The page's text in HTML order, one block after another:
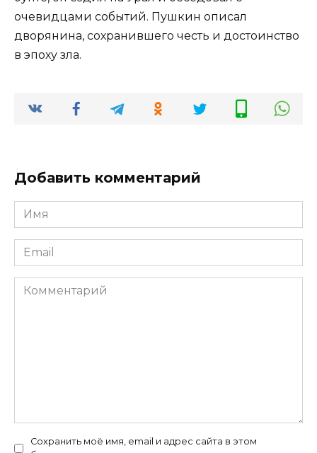
очевидцами событий. Пушкин описал
дворянина, сохранившего честь и достоинство
в эпоху зла.
Добавить комментарий
Имя
*
Email
*
Комментарий
Сохранить моё имя, email и адрес сайта в этом